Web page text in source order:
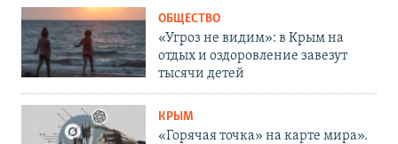
ОБЩЕСТВО
«Угроз не видим»: в Крым на
отдых и оздоровление завезут
тысячи детей
КРЫМ
«Горячая точка» на карте мира».